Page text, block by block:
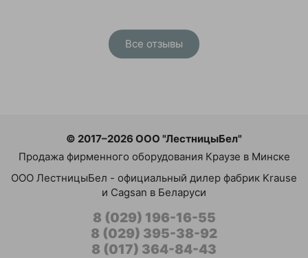
Все отзывы
© 2017–2026 ООО "ЛестницыБел"
Продажа фирменного оборудования Краузе в Минске
ООО ЛестницыБел - официальный дилер фабрик Krause
и Cagsan в Беларуси
8 (029) 196-16-55
8 (029) 395-38-92
8 (017) 364-84-43